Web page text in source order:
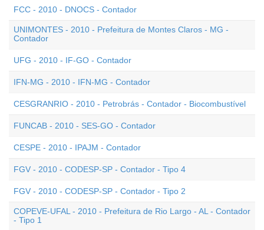
FCC - 2010 - DNOCS - Contador
UNIMONTES - 2010 - Prefeitura de Montes Claros - MG -
Contador
UFG - 2010 - IF-GO - Contador
IFN-MG - 2010 - IFN-MG - Contador
CESGRANRIO - 2010 - Petrobrás - Contador - Biocombustível
FUNCAB - 2010 - SES-GO - Contador
CESPE - 2010 - IPAJM - Contador
FGV - 2010 - CODESP-SP - Contador - Tipo 4
FGV - 2010 - CODESP-SP - Contador - Tipo 2
COPEVE-UFAL - 2010 - Prefeitura de Rio Largo - AL - Contador
- Tipo 1